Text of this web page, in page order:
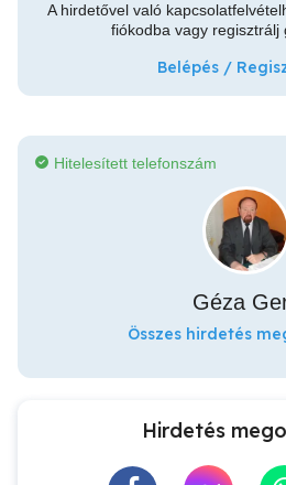
A hirdetővel való
fiókodba vagy regisztrálj
Belépés /
Hitelesített telefonszám
Géza
Összes hirdetés
Hirdetés